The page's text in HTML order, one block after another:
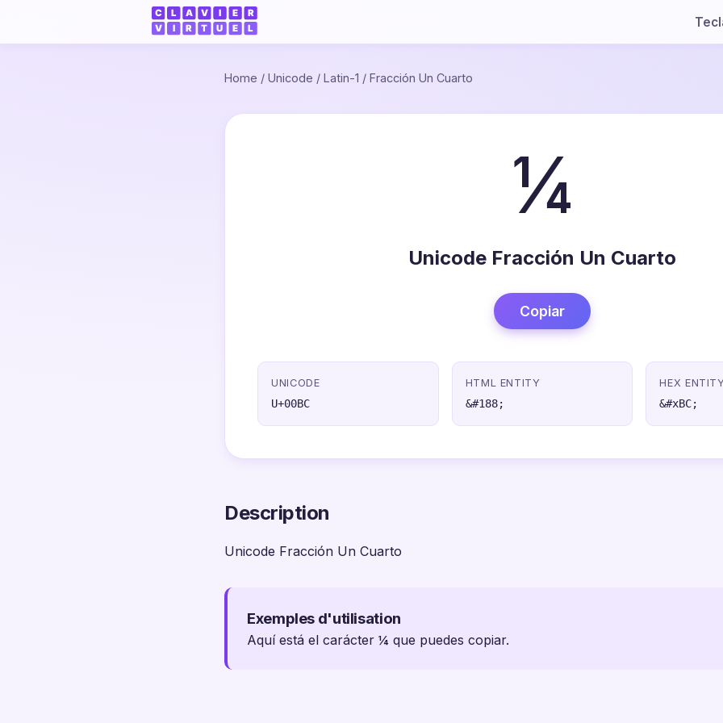
Home / Unicode / Latin-1 / Fracción Un Cuarto
¼
Unicode Fracción Un Cuarto
Copiar
UNICODE
U+00BC
HTML ENTITY
&#188;
HEX
&#xBC;
Description
Unicode Fracción Un Cuarto
Exemples d'utilisation
Aquí está el carácter ¼ que puedes copiar.